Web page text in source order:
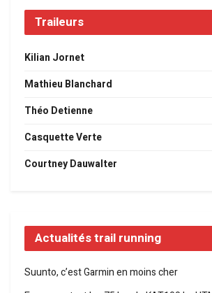
Traileurs
Kilian Jornet
Mathieu Blanchard
Théo Detienne
Casquette Verte
Courtney Dauwalter
Actualités trail running
Suunto, c’est Garmin en moins cher